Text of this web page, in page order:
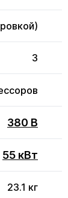
3
380 В
55 кВт
23.1 кг